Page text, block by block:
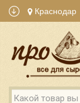
Краснодар